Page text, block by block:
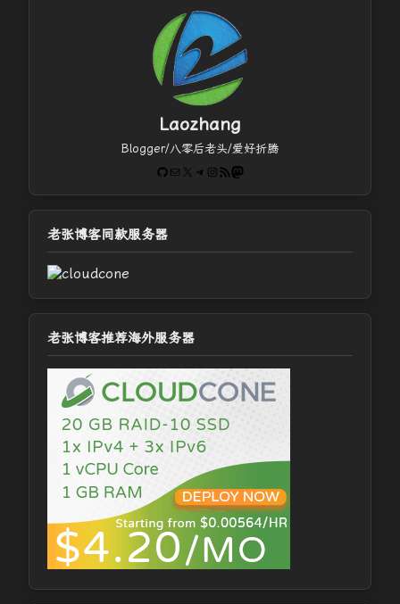
Laozhang
Blogger/八零后老头/爱好折腾
GitHub
电子邮件 X Telegram
Instagram
RSS FeedMastodon
老张博客同款服务器
老张博客推荐海外服务器